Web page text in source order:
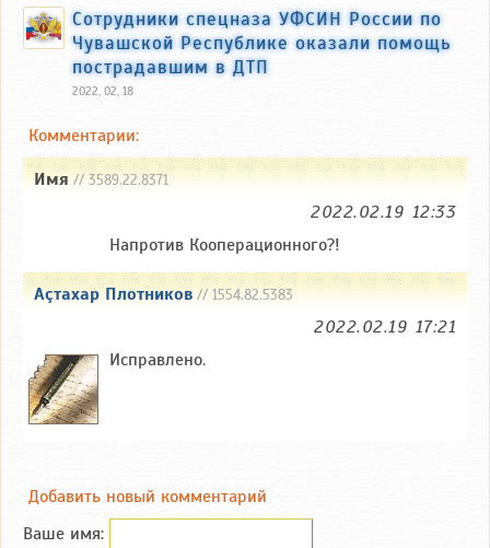
Сотрудники спецназа УФСИН России по
Чувашской Республике оказали помощь
пострадавшим в ДТП
2022, 02, 18
Комментарии:
Имя// 3589.22.8371
2022.02.19 12:33
Напротив Кооперационного?!
Аçтахар Плотников// 1554.82.5383
2022.02.19 17:21
Исправлено.
Добавить новый комментарий
Ваше имя: